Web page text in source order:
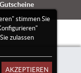
stimmen Sie
zulassen
AKZEPTIEREN